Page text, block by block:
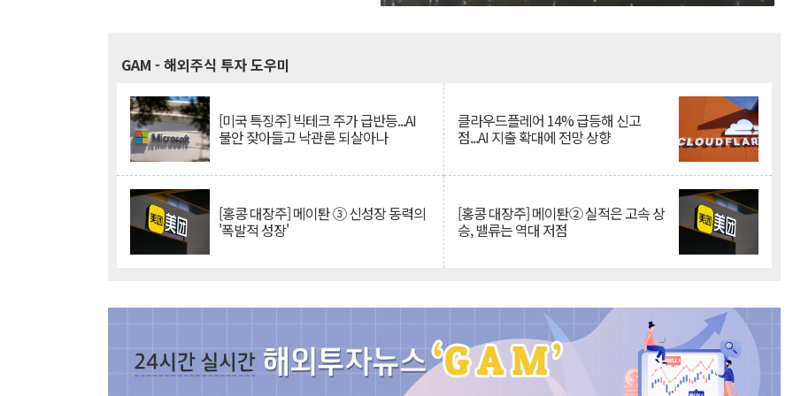
GAM - 해외주식 투자 도우미
[미국 특징주] 빅테크 주가 급반등...AI
불안 잦아들고 낙관론 되살아나
클라우드플레어 14% 급등해 신고
점...AI 지출 확대에 전망 상향
[홍콩 대장주] 메이퇀 ③ 신성장 동력의
'폭발적 성장'
[홍콩 대장주] 메이퇀② 실적은 고속 상
승, 밸류는 역대 저점